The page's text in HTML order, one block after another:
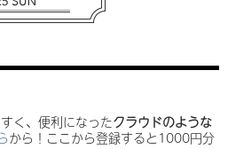
く、便利になったクラウドのような
から！ここから登録すると1000円分